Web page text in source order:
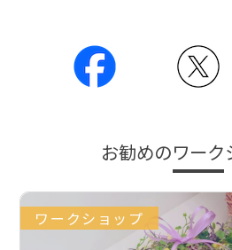
お勧めのワーク
ワークショップ